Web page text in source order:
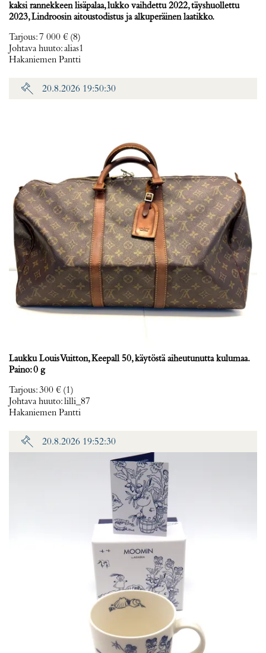
kaksi rannekkeen lisäpalaa, lukko vaihdettu 2022, täyshuollettu
2023, Lindroosin aitoustodistus ja alkuperäinen laatikko.
Tarjous:7 000 € (8)
Johtava huuto:alias1
Hakaniemen Pantti
20.8.2026 19:50:30
Laukku Louis Vuitton, Keepall 50, käytöstä aiheutunutta kulumaa.
Paino: 0 g
Tarjous:300 € (1)
Johtava huuto:lilli_87
Hakaniemen Pantti
20.8.2026 19:52:30